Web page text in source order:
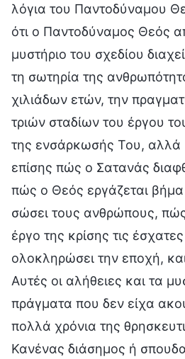
λόγια του Παντοδύναμου
ότι ο Παντοδύναμος Θεός
μυστήριο του σχεδίου
τη σωτηρία της
χιλιάδων ετών, την
τριών σταδίων του έργου
της ενσάρκωσής Του, αλλά
επίσης πώς ο Σατανάς
πώς ο Θεός εργάζεται
σώσει τους ανθρώπους,
έργο της κρίσης τις
ολοκληρώσει την εποχή,
Αυτές οι αλήθειες και τα
πράγματα που δεν είχα
πολλά χρόνια της
Κανένας διάσημος ή